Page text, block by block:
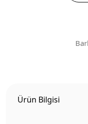
Ürün Bilgisi